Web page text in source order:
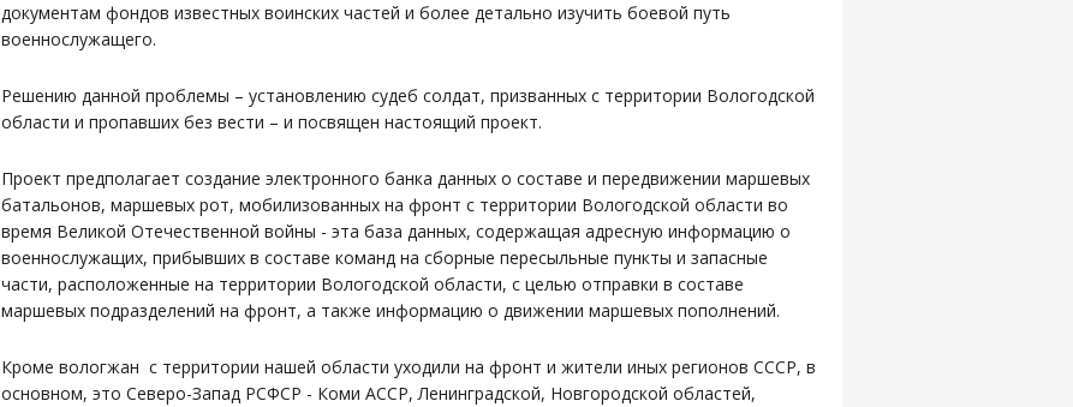
документам фондов известных воинских частей и более детально изучить боевой путь
военнослужащего.
Решению данной проблемы – установлению судеб солдат, призванных с территории Вологодской
области и пропавших без вести – и посвящен настоящий проект.
Проект предполагает создание электронного банка данных о составе и передвижении маршевых
батальонов, маршевых рот, мобилизованных на фронт с территории Вологодской области во
время Великой Отечественной войны - эта база данных, содержащая адресную информацию о
военнослужащих, прибывших в составе команд на сборные пересыльные пункты и запасные
части, расположенные на территории Вологодской области, с целью отправки в составе
маршевых подразделений на фронт, а также информацию о движении маршевых пополнений.
Кроме вологжан с территории нашей области уходили на фронт и жители иных регионов СССР, в
основном, это Северо-Запад РСФСР - Коми АССР, Ленинградской, Новгородской областей,